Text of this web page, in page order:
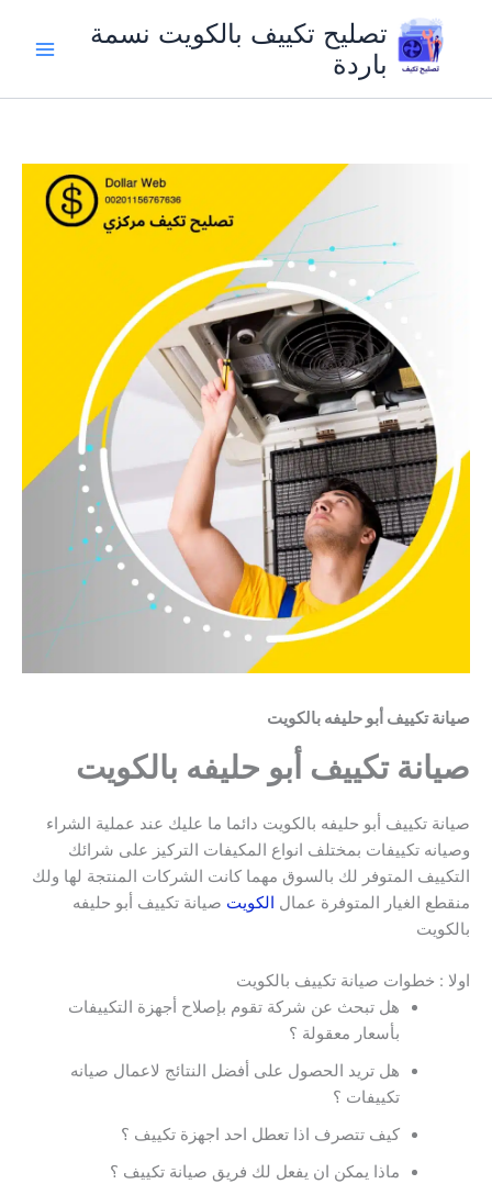
المحتوى
تصليح تكييف بالكويت نسمة
باردة
صيانة تكييف أبو حليفه بالكويت
صيانة تكييف أبو حليفه بالكويت
صيانة تكييف أبو حليفه بالكويت دائما ما عليك عند عملية الشراء
وصيانه تكييفات بمختلف انواع المكيفات التركيز على شرائك
التكييف المتوفر لك بالسوق مهما كانت الشركات المنتجة لها ولك
منقطع الغيار المتوفرة عمال الكويت صيانة تكييف أبو حليفه
بالكويت
اولا : خطوات صيانة تكييف بالكويت
هل تبحث عن شركة تقوم بإصلاح أجهزة التكييفات
بأسعار معقولة ؟
هل تريد الحصول على أفضل النتائج لاعمال صيانه
تكييفات ؟
كيف تتصرف اذا تعطل احد اجهزة تكييف ؟
ماذا يمكن ان يفعل لك فريق صيانة تكييف ؟